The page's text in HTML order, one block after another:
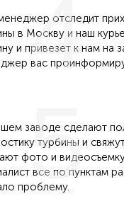
отследит
в Москву и наш
и привезет к нам на
вас
4
заводе сделают
турбины и
фото и
все по пунктам
проблему.
5